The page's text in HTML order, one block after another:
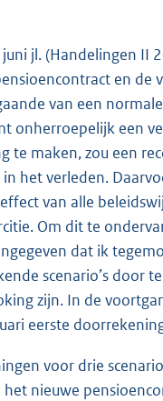
jl. (Handelingen II
en de
van een
een
te maken, zou een
het verleden.
van alle
Om dit te
dat ik
scenario’s door
zijn. In de
eerste
voor drie
nieuwe